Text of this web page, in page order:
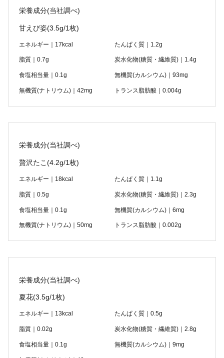
栄養成分(当社調べ)
甘えび姿(3.5g/1枚)
エネルギー｜17kcal たんぱく質｜1.2g
脂質｜0.7g 炭水化物(糖質・繊維質)｜1.4g
食塩相当量｜0.1g 無機質(カルシウム)｜93mg
無機質(ナトリウム)｜42mg トランス脂肪酸｜0.004g
栄養成分(当社調べ)
贅沢たこ (4.2g/1枚)
エネルギー｜18kcal たんぱく質｜1.1g
脂質｜0.5g 炭水化物(糖質・繊維質)｜2.3g
食塩相当量｜0.1g 無機質(カルシウム)｜6mg
無機質(ナトリウム)｜50mg トランス脂肪酸｜0.002g
栄養成分(当社調べ)
夏花(3.5g/1枚)
エネルギー｜13kcal たんぱく質｜0.5g
脂質｜0.02g 炭水化物(糖質・繊維質)｜2.8g
食塩相当量｜0.1g 無機質(カルシウム)｜9mg